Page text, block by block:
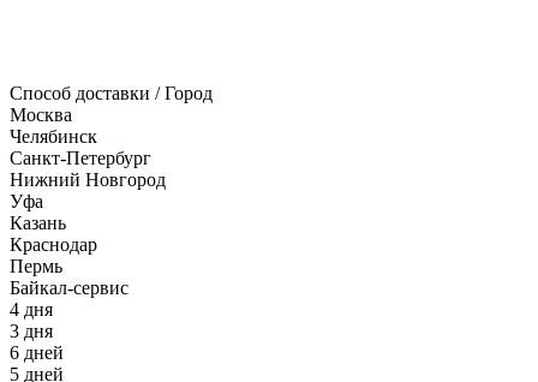
Способ доставки / Город
Москва
Челябинск
Санкт-Петербург
Нижний Новгород
Уфа
Казань
Краснодар
Пермь
Байкал-сервис
4 дня
3 дня
6 дней
5 дней